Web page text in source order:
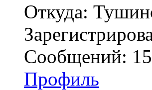
Откуда:
Сообщений:
Профиль